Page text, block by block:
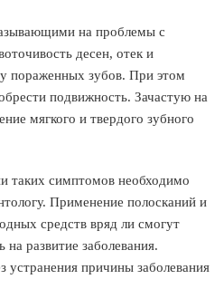
на проблемы с
десен, отек и
пораженных зубов. При этом
подвижность. Зачастую на
мягкого и твердого зубного
таких симптомов необходимо
Применение полосканий и
средств вряд ли смогут
развитие заболевания.
устранения причины заболевания